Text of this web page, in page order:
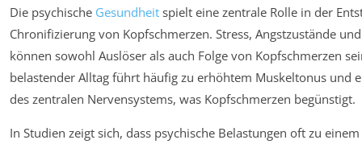
Die psychische Gesundheit spielt eine zentrale Rolle in der
Chronifizierung von Kopfschmerzen. Stress, Angstzustände
können sowohl Auslöser als auch Folge von Kopfschmerzen
belastender Alltag führt häufig zu erhöhtem Muskeltonus und
des zentralen Nervensystems, was Kopfschmerzen begünstigt.
In Studien zeigt sich, dass psychische Belastungen oft zu